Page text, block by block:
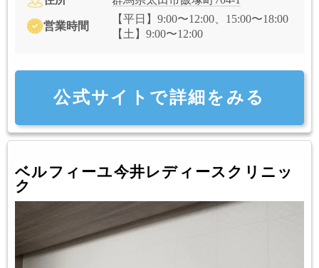
営業時間
【平日】9:00〜12:00、15:00〜18:00
【土】9:00〜12:00
公式サイトで詳細をみる
ベルフィーユ今井レディースクリニッ
ク